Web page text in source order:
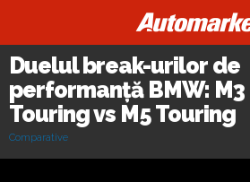
Duelul break-urilor de
performanță BMW: M3
Touring vs M5 Touring
Comparative